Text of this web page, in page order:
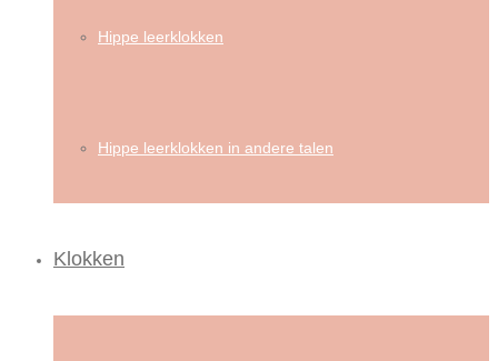
Hippe leerklokken
Hippe leerklokken in andere talen
Klokken